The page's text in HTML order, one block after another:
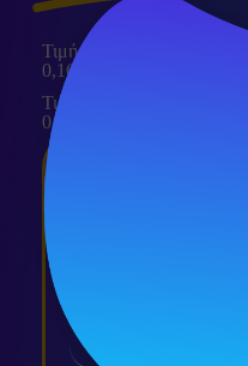
Τιμή Κιλοβατώρας
0,1699€
Τιμή Παγίου
0,0€